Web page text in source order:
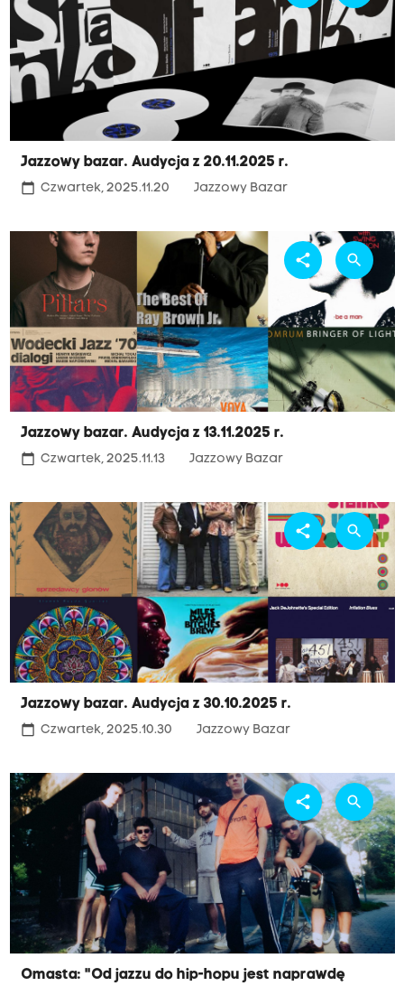
Jazzowy bazar. Audycja z 20.11.2025 r.
calendar_today Czwartek, 2025.11.20 Jazzowy Bazar
Jazzowy bazar. Audycja z 13.11.2025 r.
calendar_today Czwartek, 2025.11.13 Jazzowy Bazar
share search
Jazzowy bazar. Audycja z 30.10.2025 r.
calendar_today Czwartek, 2025.10.30 Jazzowy Bazar
share search
Omasta: "Od jazzu do hip-hopu jest naprawdę
share search